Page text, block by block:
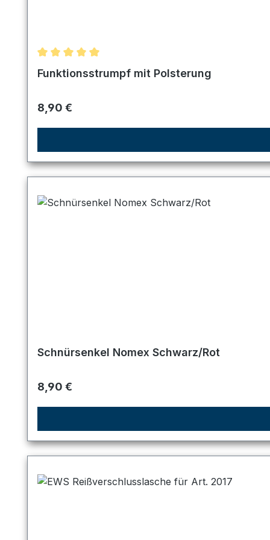
Durchschnittliche Bewertung von 5 von 5 Sternen
Funktionsstrumpf mit Polsterung
Regulärer Preis:
8,90 €
Schnürsenkel Nomex Schwarz/Rot
Regulärer Preis:
8,90 €